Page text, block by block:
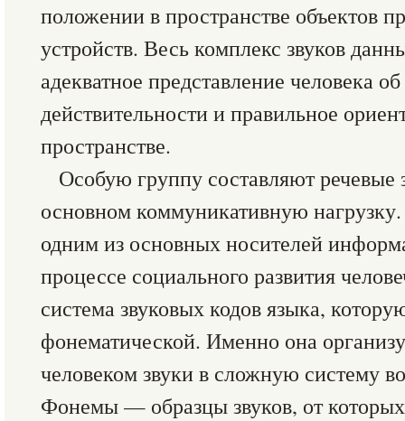
положении в пространстве объектов
устройств. Весь комплекс звуков
адекватное представление человека
действительности и правильное
пространстве.
Особую группу составляют речевые
основном коммуникативную нагрузку.
одним из основных носителей
процессе социального развития
система звуковых кодов языка,
фонематической. Именно она
человеком звуки в сложную систему
Фонемы — образцы звуков, от